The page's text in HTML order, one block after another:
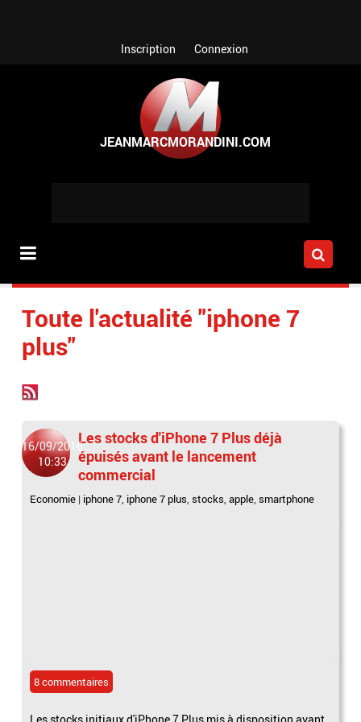
Inscription Connexion
Toute l'actualité "iphone 7
plus"
16/09/2016
10:33
Les stocks d'iPhone 7 Plus déjà
épuisés avant le lancement
commercial
Economie | iphone 7, iphone 7 plus,stocks,apple,smartphone
8 commentaires